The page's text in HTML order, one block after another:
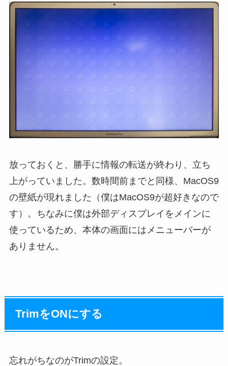
放っておくと、勝手に情報の転送が終わり、立ち
上がっていました。数時間前までと同様、MacOS9
の壁紙が現れました（僕はMacOS9が超好きなので
す）。ちなみに僕は外部ディスプレイをメインに
使っているため、本体の画面にはメニューバーが
ありません。
TrimをONにする
忘れがちなのがTrimの設定。